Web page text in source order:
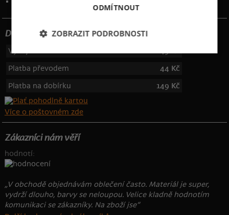
Dotujeme poštovné
Výdejní místa
Platba převodem
44 Kč
Platba na dobírku
149 Kč
Více o poštovném zde
Zákazníci nám věří
hodnotí:
„V obchodě objednávám oblečení často. Materiál je super,
vydrží dlouho, barvy se neloupou. Velice kladně hodnotím
komunikaci se zákazníky. Na zboží jse“
ODMÍTNOUT
ZOBRAZIT PODROBNOSTI